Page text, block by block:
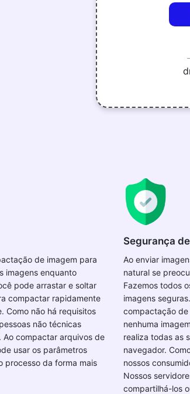
de imagem para
imagens enquanto
pode arrastar e soltar
compactar rapidamente
Como não há requisitos
não técnicas
Ao compactar arquivos de
usar os parâmetros
processo da forma mais
Segurança
Ao enviar
natural se
Fazemos todos
imagens
compactação de
nenhuma
realiza todas as
navegador.
nossos
Nossos
compartilhá-los